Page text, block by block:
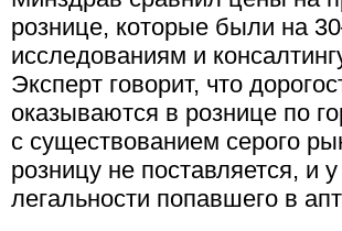
рознице, которые были на
исследованиям и
Эксперт говорит, что
оказываются в рознице по
с существованием серого
розницу не поставляется, и
легальности попавшего в